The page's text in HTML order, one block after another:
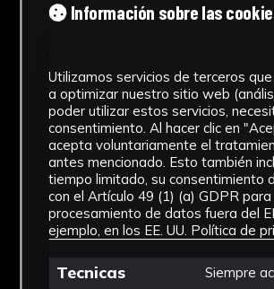
Información sobre las
Utilizamos servicios de terceros
a optimizar nuestro sitio web
poder utilizar estos servicios,
consentimiento. Al hacer clic en
acepta voluntariamente el
antes mencionado. Esto también
tiempo limitado, su consentimiento
con el Artículo 49 (1) (a) GDPR para
procesamiento de datos fuera del
ejemplo, en los EE. UU. Política de
Tecnicas Siempre